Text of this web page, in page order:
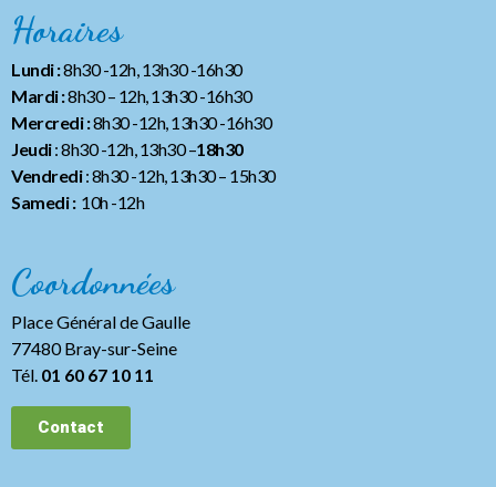
Horaires
Lundi :8h30 -12h, 13h30 -16h30
Mardi :8h30 – 12h, 13h30 -16h30
Mercredi :8h30 -12h, 13h30 -16h30
Jeudi: 8h30 -12h, 13h30 –18h30
Vendredi: 8h30 -12h, 13h30– 15h30
Samedi :10h -12h
Coordonnées
Place Général de Gaulle
77480 Bray-sur-Seine
Tél. 01 60 67 10 11
Contact